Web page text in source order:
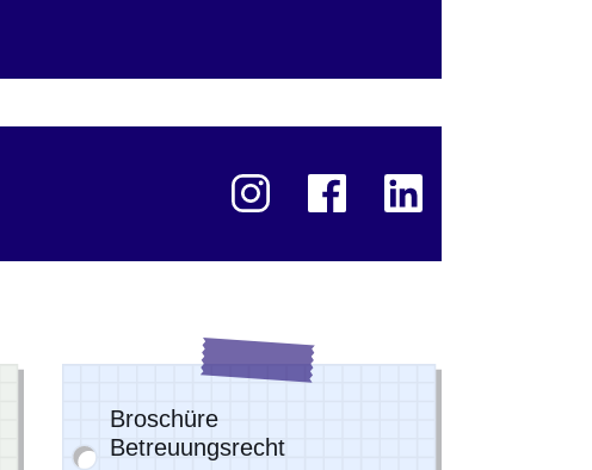
@familienhessen auf Instagram
Öffnet sich in einem neuen Fenster
@FamilienHessen auf Facebook
Öffnet sich in einem neuen Fenster
Hessisches
Öffnet sich in einem
Broschüre
Betreuungsrecht